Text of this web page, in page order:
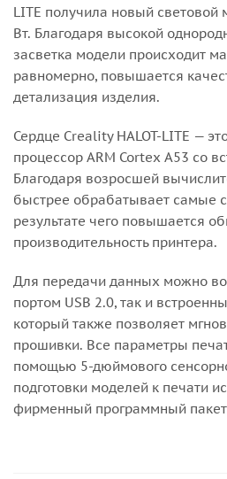
LITE получила новый
Вт. Благодаря высокой
засветка модели происходит
равномерно, повышается
детализация изделия.
Сердце Creality HALOT-LITE —
процессор ARM Cortex A53 со
Благодаря возросшей
быстрее обрабатывает самые
результате чего повышается
производительность принтера.
Для передачи данных можно
портом USB 2.0, так и
который также позволяет
прошивки. Все параметры
помощью 5-дюймового
подготовки моделей к печати
фирменный программный